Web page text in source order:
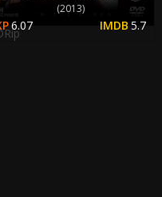
(2013)
6.07 5.7